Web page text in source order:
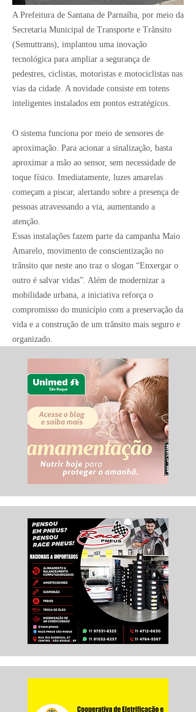
A Prefeitura de Santana de Parnaíba, por meio da
Secretaria Municipal de Transporte e Trânsito
(Semuttrans), implantou uma inovação
tecnológica para ampliar a segurança de
pedestres, ciclistas, motoristas e motociclistas nas
vias da cidade. A novidade consiste em totens
inteligentes instalados em pontos estratégicos.
O sistema funciona por meio de sensores de
aproximação. Para acionar a sinalização, basta
aproximar a mão ao sensor, sem necessidade de
toque físico. Imediatamente, luzes amarelas
começam a piscar, alertando sobre a presença de
pessoas atravessando a via, aumentando a
atenção.
Essas instalações fazem parte da campanha Maio
Amarelo, movimento de conscientização no
trânsito que neste ano traz o slogan “Enxergar o
outro é salvar vidas”. Além de modernizar a
mobilidade urbana, a iniciativa reforça o
compromisso do município com a preservação da
vida e a construção de um trânsito mais seguro e
organizado.